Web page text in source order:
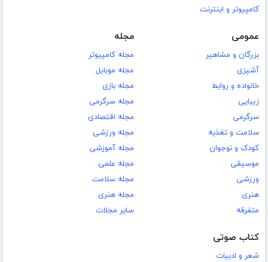
کامپیوتر و اینترنت
عمومی
بزرگان و مشاهیر
آشپزی
خانواده و روابط
زیبایی
سرگرمی
سلامت و تغذیه
کودک و نوجوان
موسیقی
ورزشی
هنری
متفرقه
مجله
مجله کامپیوتر
مجله موبایل
مجله بازی
مجله سرگرمی
مجله اقتصادی
مجله ورزشی
مجله آموزشی
مجله علمی
مجله سلامت
مجله هنری
سایر مجلات
کتاب صوتی
شعر و ادبیات